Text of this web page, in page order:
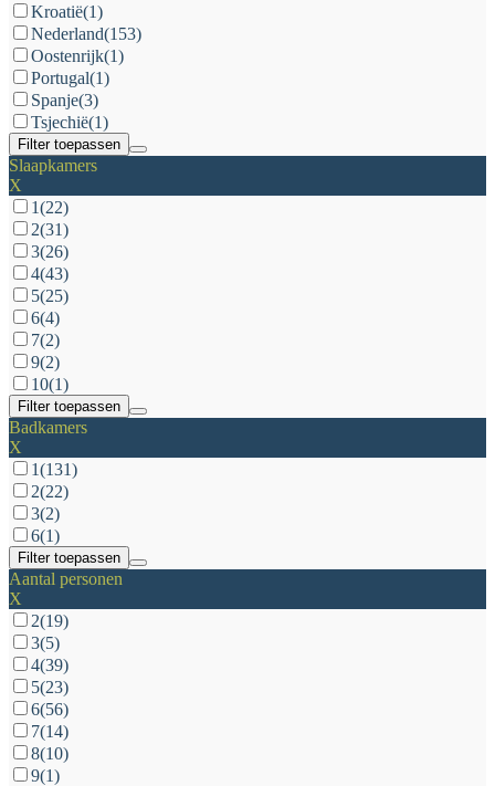
Kroatië(1)
Nederland(153)
Oostenrijk(1)
Portugal(1)
Spanje(3)
Tsjechië(1)
Filter toepassen
Slaapkamers
X
1(22)
2(31)
3(26)
4(43)
5(25)
6(4)
7(2)
9(2)
10(1)
Filter toepassen
Badkamers
X
1(131)
2(22)
3(2)
6(1)
Filter toepassen
Aantal personen
X
2(19)
3(5)
4(39)
5(23)
6(56)
7(14)
8(10)
9(1)